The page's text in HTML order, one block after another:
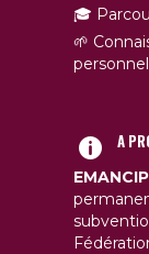
🎓
🌱
A